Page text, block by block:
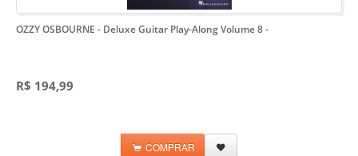
OZZY OSBOURNE - Deluxe Guitar Play-Along Volume 8-
R$ 194,99
COMPRAR